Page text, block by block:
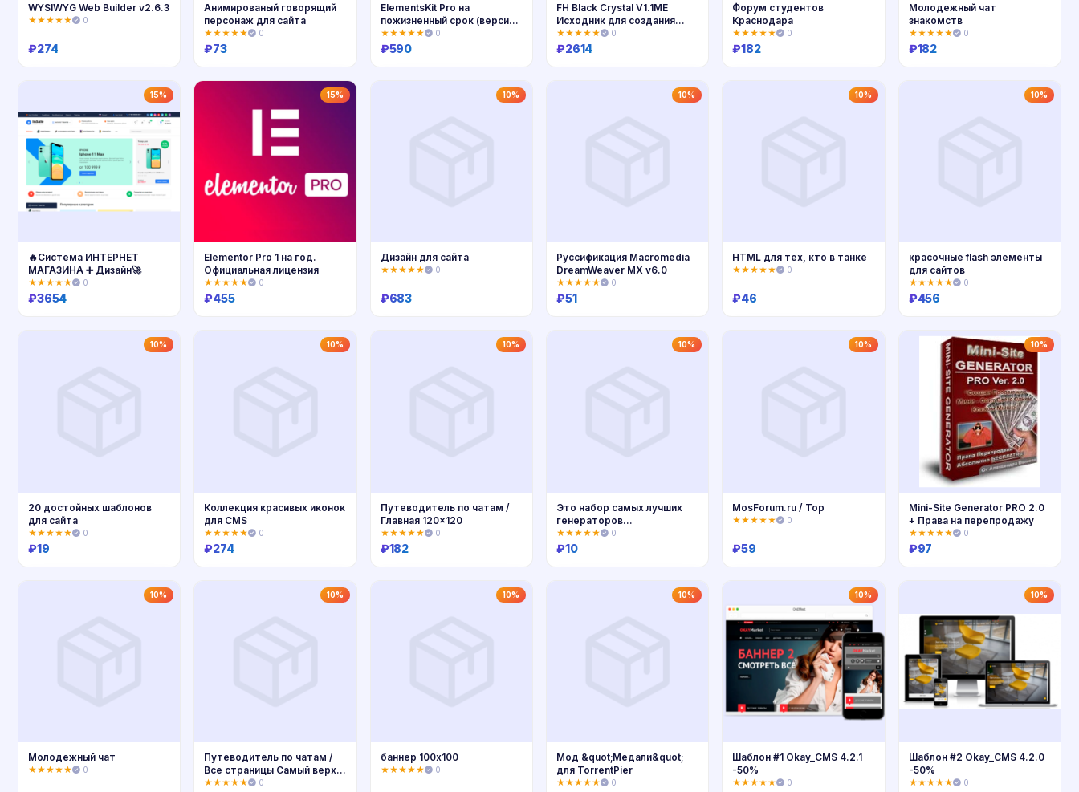
WYSIWYG Web Builder v2.6.3
★★★★★ 0
₽274
Анимированый говорящий
персонаж для сайта
★★★★★ 0
₽73
ElementsKit Pro на
пожизненный срок (версия
GPL)
★★★★★ 0
₽590
FH Black Crystal V1.1ME
Исходник для создания
собственного
профессионального Web
★★★★★ 0
₽2614
Форум студентов
Краснодара
★★★★★ 0
₽182
Молодежный чат
знакомств
★★★★★ 0
₽182
15%
🔥Система ИНТЕРНЕТ
МАГАЗИНА ➕ Дизайн🚀
★★★★★ 0
₽3654
15%
Elementor Pro 1 на год.
Официальная лицензия
★★★★★ 0
₽455
10%
Дизайн для сайта
★★★★★ 0
₽683
10%
Руссификация Macromedia
DreamWeaver MX v6.0
★★★★★ 0
₽51
10%
HTML для тех, кто в танке
★★★★★ 0
₽46
10%
Купить
красочные flash элементы
для сайтов
★★★★★ 0
₽456
10%
20 достойных шаблонов
для сайта
★★★★★ 0
₽19
10%
Коллекция красивых иконок
для CMS
★★★★★ 0
₽274
10%
Путеводитель по чатам /
Главная 120x120
★★★★★ 0
₽182
10%
Это набор самых лучших
генераторов
коммерческих скрипто
★★★★★ 0
₽10
10%
MosForum.ru / Top
★★★★★ 0
₽59
10%
Mini-Site Generator PRO 2.0
+ Права на перепродажу
★★★★★ 0
₽97
10%
Молодежный чат
★★★★★ 0
10%
Путеводитель по чатам /
Все страницы Самый верх!
468х60 №1
★★★★★ 0
10%
баннер 100х100
★★★★★ 0
10%
Мод &quot;Медали&quot;
для TorrentPier
★★★★★ 0
10%
Шаблон #1 Okay_CMS 4.2.1
-50%
★★★★★ 0
10%
Шаблон #2 Okay_CMS 4.2.0
-50%
★★★★★ 0